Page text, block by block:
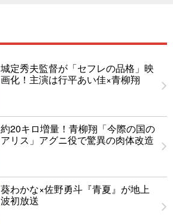
城定秀夫監督が「セフレの品格」映
画化！主演は行平あい佳×青柳翔
約20キロ増量！青柳翔「今際の国の
アリス」アグニ役で驚異の肉体改造
葵わかな×佐野勇斗『青夏』が地上
波初放送